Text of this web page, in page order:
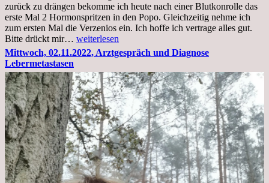
zurück zu drängen bekomme ich heute nach einer Blutkonrolle das
erste Mal 2 Hormonspritzen in den Popo. Gleichzeitig nehme ich
zum ersten Mal die Verzenios ein. Ich hoffe ich vertrage alles gut.
Bitte drückt mir… Mittwoch,
09.11.2022
weiterlesen
Mittwoch, 02.11.2022, Arztgespräch und Diagnose
Lebermetastasen